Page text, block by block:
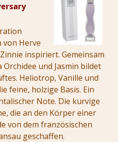
von Herve
inspiriert. Gemeinsam
und Jasmin bildet
Heliotrop, Vanille und
feine, holzige Basis. Ein
Note. Die kurvige
die an den Körper einer
von dem französischen
geschaffen.